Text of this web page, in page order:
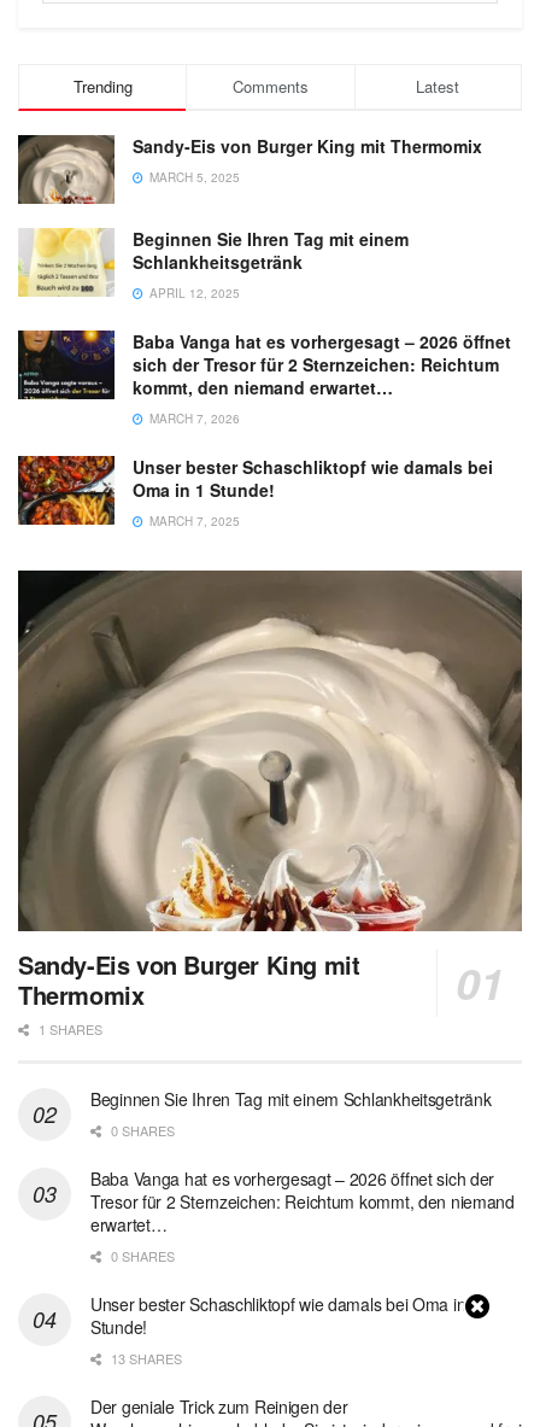
Trending Comments Latest
Sandy-Eis von Burger King mit Thermomix
MARCH 5, 2025
Beginnen Sie Ihren Tag mit einem
Schlankheitsgetränk
APRIL 12, 2025
Baba Vanga hat es vorhergesagt – 2026 öffnet
sich der Tresor für 2 Sternzeichen: Reichtum
kommt, den niemand erwartet…
MARCH 7, 2026
Unser bester Schaschliktopf wie damals bei
Oma in 1 Stunde!
MARCH 7, 2025
Sandy-Eis von Burger King mit
Thermomix
1 SHARES
Beginnen Sie Ihren Tag mit einem Schlankheitsgetränk
0 SHARES
Baba Vanga hat es vorhergesagt – 2026 öffnet sich der
Tresor für 2 Sternzeichen: Reichtum kommt, den niemand
erwartet…
0 SHARES
Unser bester Schaschliktopf wie damals bei Oma in 1
Stunde!
13 SHARES
Der geniale Trick zum Reinigen der